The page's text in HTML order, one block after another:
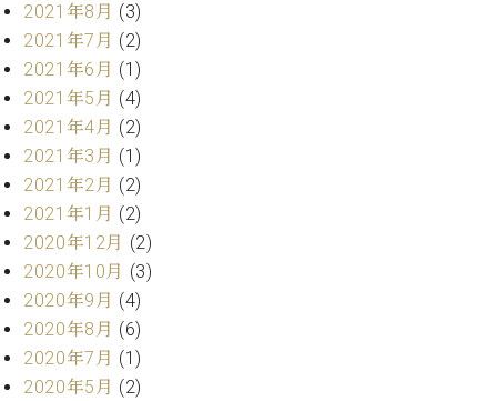
ト
ラ
デ
ィ
シ
ョ
ン
W.
ホ
フ
マ
ン
ヴ
ィ
ジ
タ
ー
ス
タ
ッ
ご
挨
拶
技
術
紹
介
展示
2021年8月 (3)
2021年7月 (2)
2021年6月 (1)
2021年5月 (4)
2021年4月 (2)
2021年3月 (1)
2021年2月 (2)
2021年1月 (2)
2020年12月 (2)
2020年10月 (3)
2020年9月 (4)
2020年8月 (6)
2020年7月 (1)
2020年5月 (2)